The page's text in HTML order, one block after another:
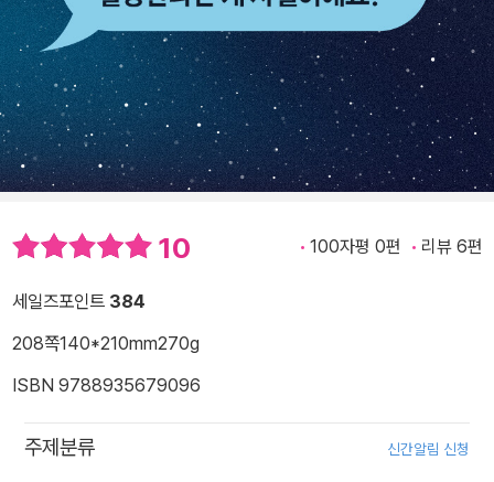
10 100자평 0편 리뷰 6편
세일즈포인트 384
208쪽140*210mm270g
ISBN 9788935679096
주제분류 신간알림 신청